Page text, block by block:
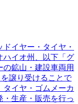
イヤー・タイヤ・
ハイオ州、以下「グ
鉱山・建設車両用
譲り受けることで
イヤ・ゴムメーカ
・生産・販売を行っ